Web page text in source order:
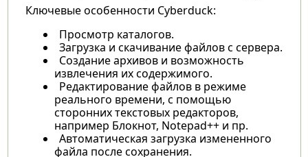
Ключевые особенности Cyberduck:
Просмотр каталогов.
Загрузка и скачивание файлов с сервера.
Создание архивов и возможность
извлечения их содержимого.
Редактирование файлов в режиме
реального времени, с помощью
сторонних текстовых редакторов,
например Блокнот, Notepad++ и пр.
Автоматическая загрузка измененного
файла после сохранения.